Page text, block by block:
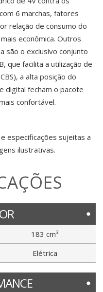
6 marchas, fatores
relação de consumo do
econômica. Outros
são o exclusivo conjunto
que facilita a utilização de
a alta posição do
digital fecham o pacote
confortável.
especificações sujeitas a
ilustrativas.
183 cm³
Elétrica